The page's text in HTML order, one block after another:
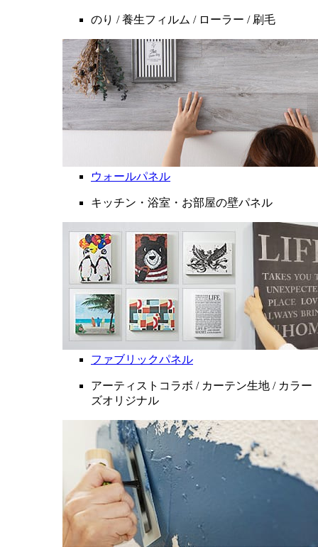
のり / 養生フィルム / ローラー / 刷毛
ウォールパネル
キッチン・浴室・お部屋の壁パネル
ファブリックパネル
アーティストコラボ / カーテン生地 / カラー
ズオリジナル